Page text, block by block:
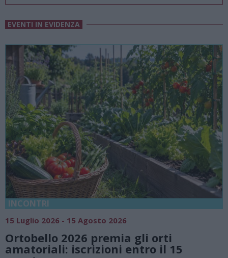
EVENTI IN EVIDENZA
15
18 Luglio 2026 - 15 Agosto 2026
Vivi l’estate a Villa
natura e atmosfere senza
Lago di Lugano